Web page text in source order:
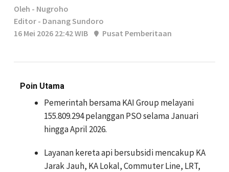
Oleh - Nugroho
Editor - Danang Sundoro
16 Mei 2026 22:42 WIB
Pusat Pemberitaan
Poin Utama
Pemerintah bersama KAI Group melayani
155.809.294 pelanggan PSO selama Januari
hingga April 2026.
Layanan kereta api bersubsidi mencakup KA
Jarak Jauh, KA Lokal, Commuter Line, LRT,